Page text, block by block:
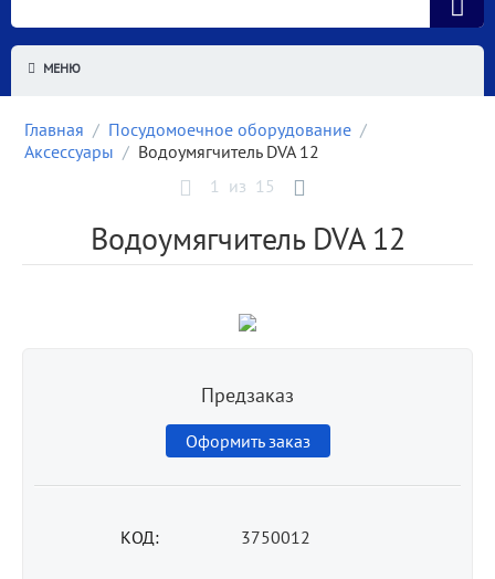
МЕНЮ
Главная / Посудомоечное оборудование /
Аксессуары / Водоумягчитель DVA 12
1 из 15
Водоумягчитель DVA 12
Предзаказ
Оформить заказ
КОД: 3750012